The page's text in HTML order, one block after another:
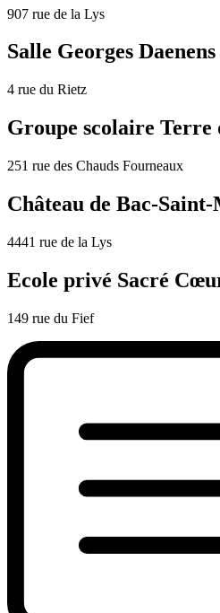
907 rue de la Lys
Salle Georges Daenens
4 rue du Rietz
Groupe scolaire Terre
251 rue des Chauds Fourneaux
Château de Bac-
4441 rue de la Lys
Ecole privé Sacré
149 rue du Fief